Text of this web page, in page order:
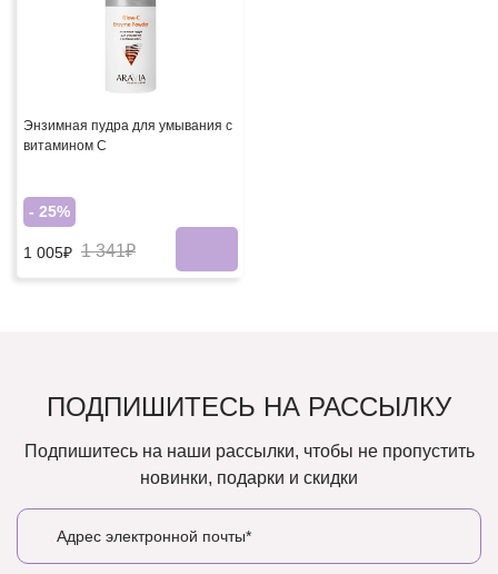
Энзимная пудра для умывания с
витамином С
- 25%
1 005₽ 1 341₽
ПОДПИШИТЕСЬ НА РАССЫЛКУ
Подпишитесь на наши рассылки, чтобы не пропустить
новинки, подарки и скидки